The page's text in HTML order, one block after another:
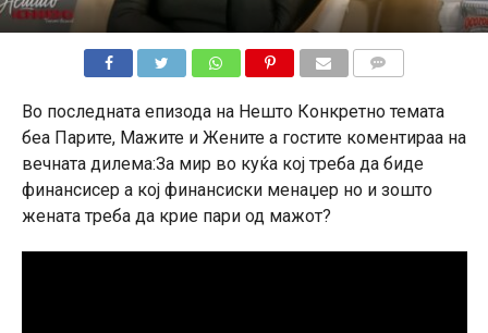
Во последната епизода на Нешто Конкретно темата
беа Парите, Мажите и Жените а гостите коментираа на
вечната дилема:За мир во куќа кој треба да биде
финансисер а кој финансиски менаџер но и зошто
жената треба да крие пари од мажот?